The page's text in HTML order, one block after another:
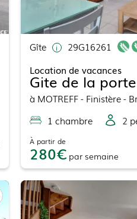
Gîte 29G16261
Location de vacances
Gite de la
à MOTREFF- Finistère -
1 chambre 2
À partir de
280 par semaine